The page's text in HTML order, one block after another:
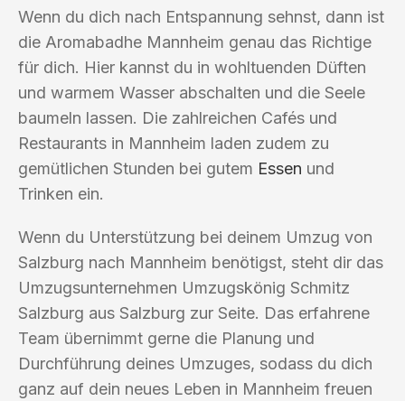
Wenn du dich nach Entspannung sehnst, dann ist
die Aromabadhe Mannheim genau das Richtige
für dich. Hier kannst du in wohltuenden Düften
und warmem Wasser abschalten und die Seele
baumeln lassen. Die zahlreichen Cafés und
Restaurants in Mannheim laden zudem zu
gemütlichen Stunden bei gutem Essen und
Trinken ein.
Wenn du Unterstützung bei deinem Umzug von
Salzburg nach Mannheim benötigst, steht dir das
Umzugsunternehmen Umzugskönig Schmitz
Salzburg aus Salzburg zur Seite. Das erfahrene
Team übernimmt gerne die Planung und
Durchführung deines Umzuges, sodass du dich
ganz auf dein neues Leben in Mannheim freuen